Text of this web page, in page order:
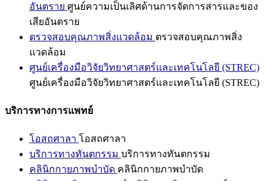
อันตราย ศูนย์ความเป็นเลิศด้านการจัดการสารและของ
เสียอันตราย
ตรวจสอบคุณภาพสิ่งแวดล้อม ตรวจสอบคุณภาพสิ่ง
แวดล้อม
ศูนย์เครื่องมือวิจัยวิทยาศาสตร์และเทคโนโลยี (STREC)
ศูนย์เครื่องมือวิจัยวิทยาศาสตร์และเทคโนโลยี (STREC)
บริการทางการแพทย์
โอสถศาลา โอสถศาลา
บริการทางทันตกรรม บริการทางทันตกรรม
คลินิกกายภาพบำบัด คลินิกกายภาพบำบัด